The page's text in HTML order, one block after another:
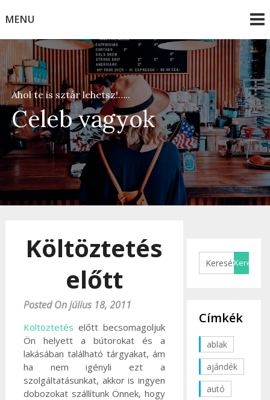
toMENU
Celeb vagyok
Ahol te is sztár lehetsz!…..
Költöztetés
előtt
Posted On július 18, 2011
Költöztetés előtt becsomagoljuk
Ön helyett a bútorokat és a
lakásában található tárgyakat, ám
ha nem igényli ezt a
szolgáltatásunkat, akkor is ingyen
dobozokat szállítunk Önnek, hogy
Címkék
ablak
ajándék
autó